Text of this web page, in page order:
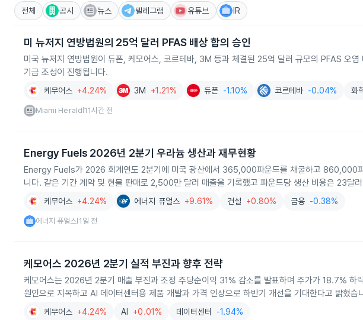
전체 공시 뉴스 텔레그램 유튜브 IR
미 뉴저지 연방법원의 25억 달러 PFAS 배상 합의 승인
미국 뉴저지 연방법원이 듀폰, 케모어스, 코르테바, 3M 등과 체결된 25억 달러 규모의 PFAS 오
기금 조성이 진행됩니다.
케무어스 +4.24% 3M +1.21% 듀폰 -1.10% 코르테바 -0.04% 화
Miami Herald 11시간 전
Energy Fuels 2026년 2분기 우라늄 생산과 재무현황
Energy Fuels가 2026 회계연도 2분기에 미국 광산에서 365,000파운드를 채굴하고 860,000
니다. 같은 기간 계약 및 현물 판매로 2,500만 달러 매출을 기록했고 파운드당 생산 비용은 23달
케무어스 +4.24% 에너지 퓨얼스 +9.61% 건설 +0.80% 금융 -0.38%
에너지 퓨얼스 1일 전
케모어스 2026년 2분기 실적 부진과 향후 전략
케모어스는 2026년 2분기 매출 부진과 조정 주당순이익 31% 감소를 발표하며 주가가 18.7% 하
원인으로 지목하고 AI 데이터센터용 제품 개발과 가격 인상으로 하반기 개선을 기대한다고 밝혔습
케무어스 +4.24% AI +0.01% 데이터센터 -1.94%